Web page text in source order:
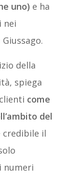
uno) e ha
nei
della
spiega
come
del
credibile il
numeri